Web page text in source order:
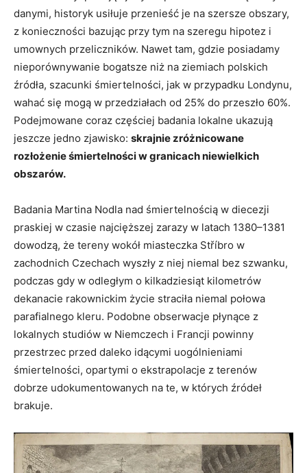
danymi, historyk usiłuje przenieść je na szersze obszary,
z konieczności bazując przy tym na szeregu hipotez i
umownych przeliczników. Nawet tam, gdzie posiadamy
nieporównywanie bogatsze niż na ziemiach polskich
źródła, szacunki śmiertelności, jak w przypadku Londynu,
wahać się mogą w przedziałach od 25% do przeszło 60%.
Podejmowane coraz częściej badania lokalne ukazują
jeszcze jedno zjawisko: skrajnie zróżnicowane
rozłożenie śmiertelności w granicach niewielkich
obszarów.
Badania Martina Nodla nad śmiertelnością w diecezji
praskiej w czasie najcięższej zarazy w latach 1380–1381
dowodzą, że tereny wokół miasteczka Stříbro w
zachodnich Czechach wyszły z niej niemal bez szwanku,
podczas gdy w odległym o kilkadziesiąt kilometrów
dekanacie rakownickim życie straciła niemal połowa
parafialnego kleru. Podobne obserwacje płynące z
lokalnych studiów w Niemczech i Francji powinny
przestrzec przed daleko idącymi uogólnieniami
śmiertelności, opartymi o ekstrapolacje z terenów
dobrze udokumentowanych na te, w których źródeł
brakuje.